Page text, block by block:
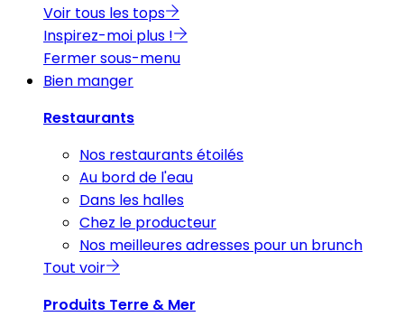
Voir tous les tops
Inspirez-moi plus !
Fermer sous-menu
Bien manger
Restaurants
Nos restaurants étoilés
Au bord de l'eau
Dans les halles
Chez le producteur
Nos meilleures adresses pour un brunch
Tout voir
Produits Terre & Mer